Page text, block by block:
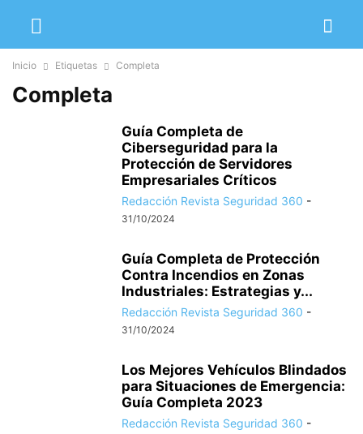
Inicio Etiquetas Completa
Completa
Guía Completa de
Ciberseguridad para la
Protección de Servidores
Empresariales Críticos
Redacción Revista Seguridad 360 -
31/10/2024
Guía Completa de Protección
Contra Incendios en Zonas
Industriales: Estrategias y...
Redacción Revista Seguridad 360 -
31/10/2024
Los Mejores Vehículos Blindados
para Situaciones de Emergencia:
Guía Completa 2023
Redacción Revista Seguridad 360 -